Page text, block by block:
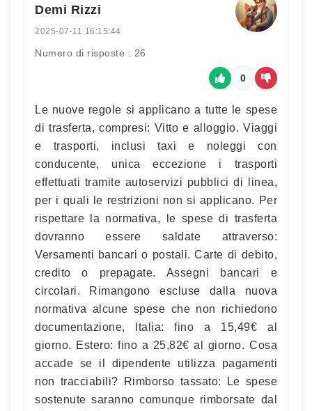
Demi Rizzi
2025-07-11 16:15:44
Numero di risposte : 26
0
Le nuove regole si applicano a tutte le spese
di trasferta, compresi: Vitto e alloggio. Viaggi
e trasporti, inclusi taxi e noleggi con
conducente, unica eccezione i trasporti
effettuati tramite autoservizi pubblici di linea,
per i quali le restrizioni non si applicano. Per
rispettare la normativa, le spese di trasferta
dovranno essere saldate attraverso:
Versamenti bancari o postali. Carte di debito,
credito o prepagate. Assegni bancari e
circolari. Rimangono escluse dalla nuova
normativa alcune spese che non richiedono
documentazione, Italia: fino a 15,49€ al
giorno. Estero: fino a 25,82€ al giorno. Cosa
accade se il dipendente utilizza pagamenti
non tracciabili? Rimborso tassato: Le spese
sostenute saranno comunque rimborsate dal